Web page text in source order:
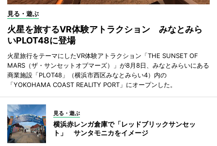
見る・遊ぶ
火星を旅するVR体験アトラクション みなとみら
いPLOT48に登場
火星旅行をテーマにしたVR体験アトラクション「THE SUNSET OF
MARS（ザ・サンセットオブマーズ）」が8月8日、みなとみらいにある
商業施設「PLOT48」（横浜市西区みなとみらい4）内の
「YOKOHAMA COAST REALITY PORT」にオープンした。
見る・遊ぶ
横浜赤レンガ倉庫で「レッドブリックサンセッ
ト」 サンタモニカをイメージ